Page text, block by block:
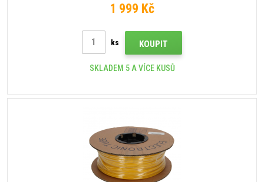
1 999 Kč
ks KOUPIT
SKLADEM 5 A VÍCE KUSŮ